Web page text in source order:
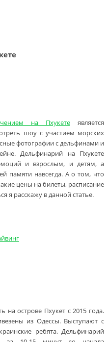
на Пхукетеявляется
шоу с участием морских
фотографии с дельфинами и
Дельфинарий на Пхукете
и взрослым, и детям, а
памяти навсегда. А о том, что
цены на билеты, расписание
я расскажу в данной статье.
острове Пхукет с 2015 года.
из Одессы. Выступают с
ребята. Дельфинарий